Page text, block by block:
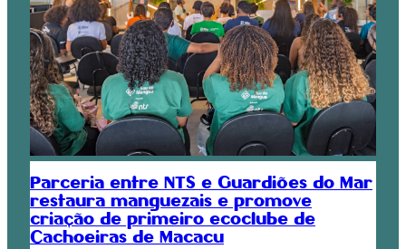
Parceria entre NTS e Guardiões do Mar
restaura manguezais e promove
criação de primeiro ecoclube de
Cachoeiras de Macacu